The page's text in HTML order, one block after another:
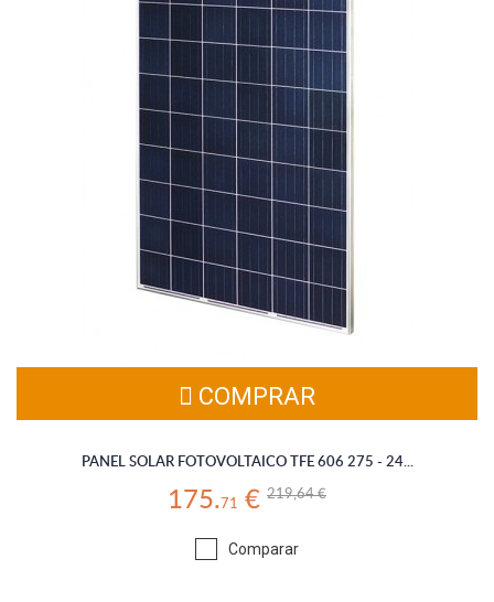
COMPRAR
PANEL SOLAR FOTOVOLTAICO TFE 606 275 - 24...
175.71 € 219,64 €
Comparar
PANEL SOLAR FOTOVOLTAICO TFE 606 275 - 24...
Módulo solar de 60 células de 6 pulgadas fabricado con
componentes de alta calidad. La placa solar TFE 275W 24V ha sido
fabricada en España, el resultando es un panel de altas prestaciones
el cual permite obtener muy buenos resultados. (Gastos de envío
incluidos en el producto).